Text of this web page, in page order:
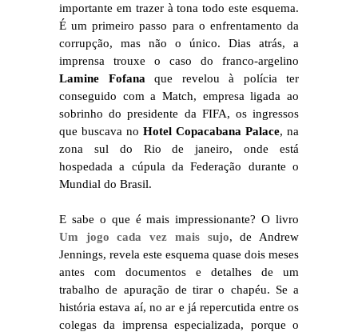
importante em trazer à tona todo este esquema.
É um primeiro passo para o enfrentamento da
corrupção, mas não o único. Dias atrás, a
imprensa trouxe o caso do franco-argelino
Lamine Fofana que revelou à polícia ter
conseguido com a Match, empresa ligada ao
sobrinho do presidente da FIFA, os ingressos
que buscava no Hotel Copacabana Palace, na
zona sul do Rio de janeiro, onde está
hospedada a cúpula da Federação durante o
Mundial do Brasil.
E sabe o que é mais impressionante? O livro
Um jogo cada vez mais sujo, de Andrew
Jennings, revela este esquema quase dois meses
antes com documentos e detalhes de um
trabalho de apuração de tirar o chapéu. Se a
história estava aí, no ar e já repercutida entre os
colegas da imprensa especializada, porque o